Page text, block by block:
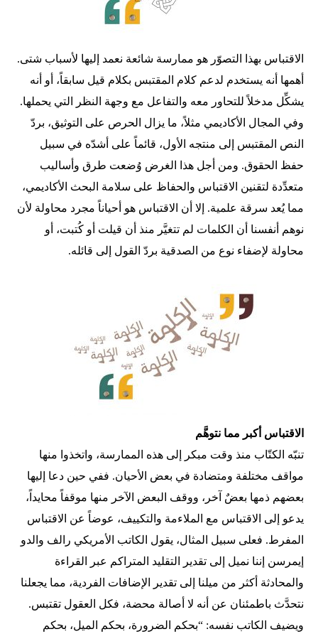
الاقتباس بهذا التصوّر هو ممارسة شائعة نعمد إليها لأسباب شتى.
أهمها أنه يستخدم لدعم كلام المقتبس بكلام قيل سابقاً، أو أنه
يشكِّل مدخلاً للتحاور معه والتفاعل مع وجهة النظر التي يحملها.
وفي المجال الأكاديمي مثلاً، ما يزال الحرص على التوثيق، بردّ
النص المقتبس إلى منتجه الأول، قائماً على أشدّه في سبيل
حفظ الحقوق. ومن أجل هذا الغرض وُضعت طرق وأساليب
متعدِّدة لتقنين الاقتباس والحفاظ على سلامة البحث الأكاديمي،
مما يُعد سرقة علمية. إلا أن الاقتباس هو أحياناً مجرد محاولة لأن
نوهم أنفسنا أن الكلمات لم تتغيَّر منذ أن قيلت أو كُتبت، أو
محاولة لإضفاء نوع من الصدقية بردّ القول إلى قائله.
الاقتباس أكبر مما نتوهَّم
تنبّه الكتّاب منذ وقت مبكر إلى هذه الممارسة، واتخذوا منها
مواقف مختلفة ومتضادة في بعض الأحيان. ففي حين دعا إليها
بعضهم ذمها بعضٌ آخر، ووقف البعض الآخر منها موقفاً محايداً،
يدعو إلى الاقتباس مع الملاءمة والتكييف، عوضاً عن الاقتباس
المفرط. فعلى سبيل المثال، يقول الكاتب الأمريكي رالف والدو
إيمرسن إننا نميل إلى تقدير التقليد المتراكم عبر القراءة
والمحادثة أكثر من ميلنا إلى تقدير الإضافات الفردية، مما يجعلنا
نتحدَّث باطمئنان عن أنه لا أصالة محضة، فكل العقول تقتبس.
ويضيف الكاتب نفسه: “بحكم الضرورة، بحكم الميل، بحكم